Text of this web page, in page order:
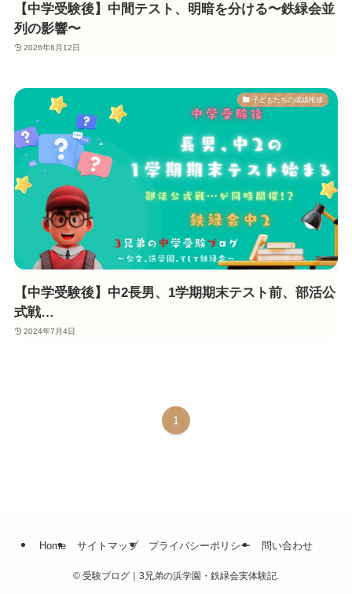
【中学受験後】中間テスト、明暗を分ける〜鉄緑会並
列の影響〜
2026年6月12日
子どもたちの成績推移
【中学受験後】中2長男、1学期期末テスト前、部活公
式戦…
2024年7月4日
1
Home サイトマップ プライバシーポリシー 問い合わせ
© 受験ブログ｜3兄弟の浜学園・鉄緑会実体験記.